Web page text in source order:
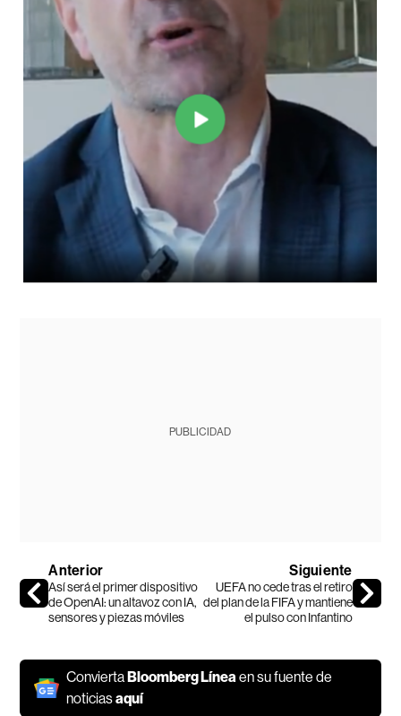
PUBLICIDAD
Anterior
Así será el primer dispositivo
de OpenAI: un altavoz con IA,
sensores y piezas móviles
Siguiente
UEFA no cede tras el retiro
del plan de la FIFA y mantiene
el pulso con Infantino
ConviertaBloomberg Líneaen su fuente de
noticiasaquí